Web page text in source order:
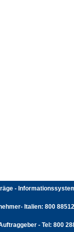
-
Italien: 800
- Tel: 800